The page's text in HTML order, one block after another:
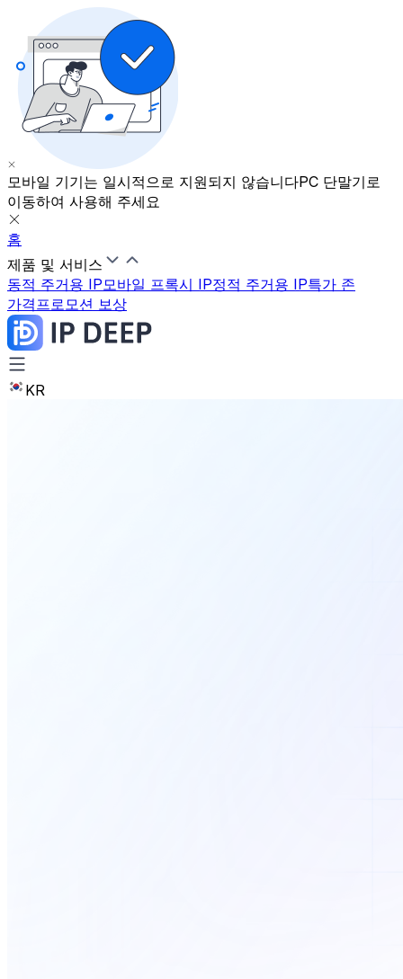
모바일 기기는 일시적으로 지원되지 않습니다PC 단말기로
이동하여 사용해 주세요
홈
제품 및 서비스
동적 주거용 IP모바일 프록시 IP정적 주거용 IP특가 존
가격프로모션 보상
KR